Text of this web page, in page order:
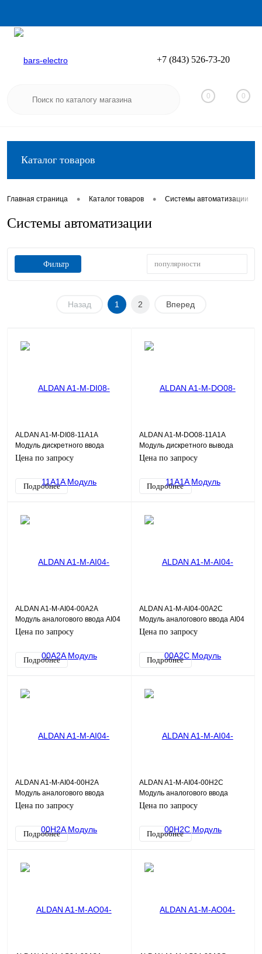
Вход
+7 (843) 526-73-20
0 0
Каталог товаров
Главная страница • Каталог товаров • Системы автоматизации
Системы автоматизации
Фильтр популярности
Назад 1 2 Вперед
ALDAN A1-M-DI08-11A1A
Модуль дискретного ввода
DI08DF 8xСК=24В (2имп.) 8хDI
Цена по запросу
Подробнее
ALDAN A1-M-DO08-11A1A
Модуль дискретного вывода
DO08D 8x=24В, 0,5А 8хDO
Цена по запросу
Подробнее
ALDAN A1-M-AI04-00A2A
Модуль аналогового ввода AI04
4хAI, 0,1%, общая Г/И
Цена по запросу
Подробнее
ALDAN A1-M-AI04-00A2C
Модуль аналогового ввода AI04
4хAI, 0,2%, общая Г/И
Цена по запросу
Подробнее
ALDAN A1-M-AI04-00H2A
Модуль аналогового ввода
AI04H 4хAI HART, 0,1%, общая
Цена по запросу
Подробнее
ALDAN A1-M-AI04-00H2C
Модуль аналогового ввода
AI04H 4хAI HART, 0,2%, общая
Цена по запросу
Подробнее